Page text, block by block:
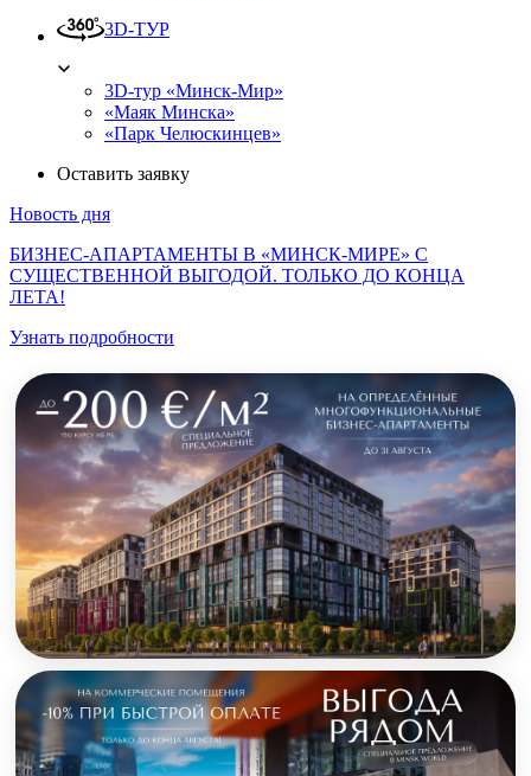
3D-ТУР
3D-тур «Минск-Мир»
«Маяк Минска»
«Парк Челюскинцев»
Оставить заявку
Новость дня
БИЗНЕС-АПАРТАМЕНТЫ В «МИНСК-МИРЕ» С
СУЩЕСТВЕННОЙ ВЫГОДОЙ. ТОЛЬКО ДО КОНЦА
ЛЕТА!
Узнать подробности